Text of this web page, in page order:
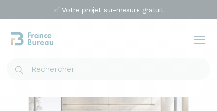
✅ Votre projet sur-mesure gratuit